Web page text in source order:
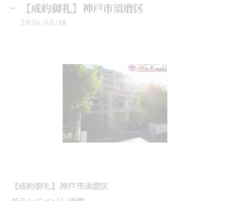
【成約御礼】神戸市須磨区
2026/05/18
【成約御礼】神戸市須磨区